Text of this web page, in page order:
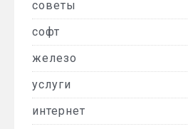
советы
софт
железо
услуги
интернет